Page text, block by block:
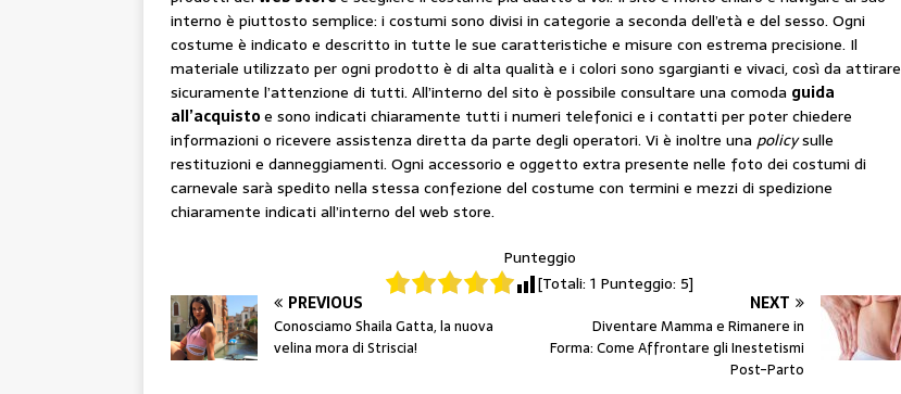
interno è piuttosto semplice: i costumi sono divisi in categorie a seconda dell’età e del sesso. Ogni
costume è indicato e descritto in tutte le sue caratteristiche e misure con estrema precisione. Il
materiale utilizzato per ogni prodotto è di alta qualità e i colori sono sgargianti e vivaci, così da attirare
sicuramente l’attenzione di tutti. All’interno del sito è possibile consultare una comoda guida
all’acquistoe sono indicati chiaramente tutti i numeri telefonici e i contatti per poter chiedere
informazioni o ricevere assistenza diretta da parte degli operatori. Vi è inoltre una policysulle
restituzioni e danneggiamenti. Ogni accessorio e oggetto extra presente nelle foto dei costumi di
carnevale sarà spedito nella stessa confezione del costume con termini e mezzi di spedizione
chiaramente indicati all’interno del web store.
Punteggio
[Totali:1 Punteggio: 5]
PREVIOUS
Conosciamo Shaila Gatta, la nuova
velina mora di Striscia!
NEXT
Diventare Mamma e Rimanere in
Forma: Come Affrontare gli Inestetismi
Post-Parto